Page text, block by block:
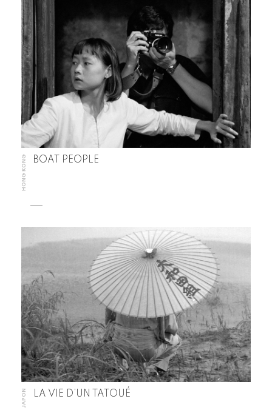
HONG KONG BOAT PEOPLE
JAPON LA VIE D’UN TATOUÉ